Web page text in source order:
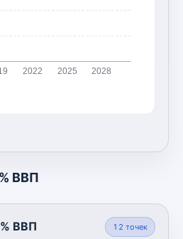
2022 2025 2028
ВВП
ВВП 12 точек